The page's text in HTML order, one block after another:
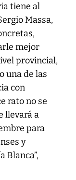
tiene al
Massa,
mejor
provincial,
una de las
con
rato no se
llevará a
para
y
Blanca”,